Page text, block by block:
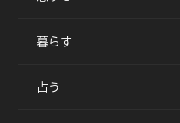
暮らす
占う